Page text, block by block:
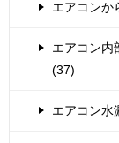
エアコンか
エアコン内
(37)
エアコン水